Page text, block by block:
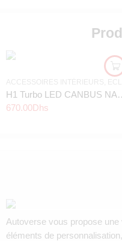
ACCESSOIRES INTÉRIEURS ECLAIRAGE VOITURE
H1 Turbo LED
670.00Dhs
Autoverse vous propose une
éléments de